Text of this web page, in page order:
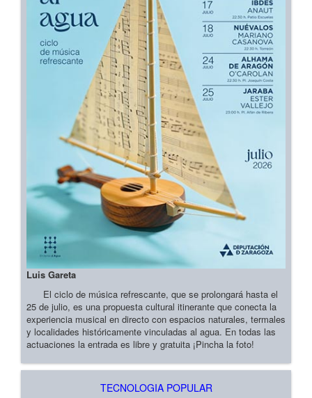
Luis Gareta
El ciclo de música refrescante, que se prolongará hasta el
25 de julio, es una propuesta cultural itinerante que conecta la
experiencia musical en directo con espacios naturales, termales
y localidades históricamente vinculadas al agua. En todas las
actuaciones la entrada es libre y gratuita ¡Pincha la foto!
TECNOLOGIA POPULAR